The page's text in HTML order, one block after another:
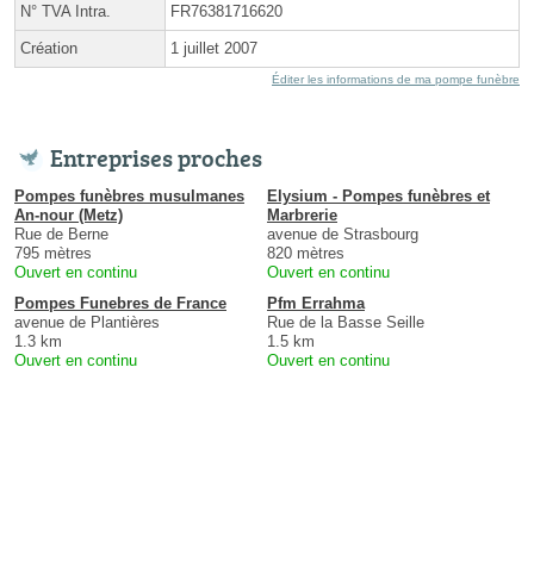
N° TVA Intra. FR76381716620
Création 1 juillet 2007
Éditer les informations de ma pompe funèbre
Entreprises proches
Pompes funèbres musulmanes
An-nour (Metz)
Rue de Berne
795 mètres
Ouvert en continu
Elysium - Pompes funèbres et
Marbrerie
avenue de Strasbourg
820 mètres
Ouvert en continu
Pompes Funebres de France
avenue de Plantières
1.3 km
Ouvert en continu
Pfm Errahma
Rue de la Basse Seille
1.5 km
Ouvert en continu